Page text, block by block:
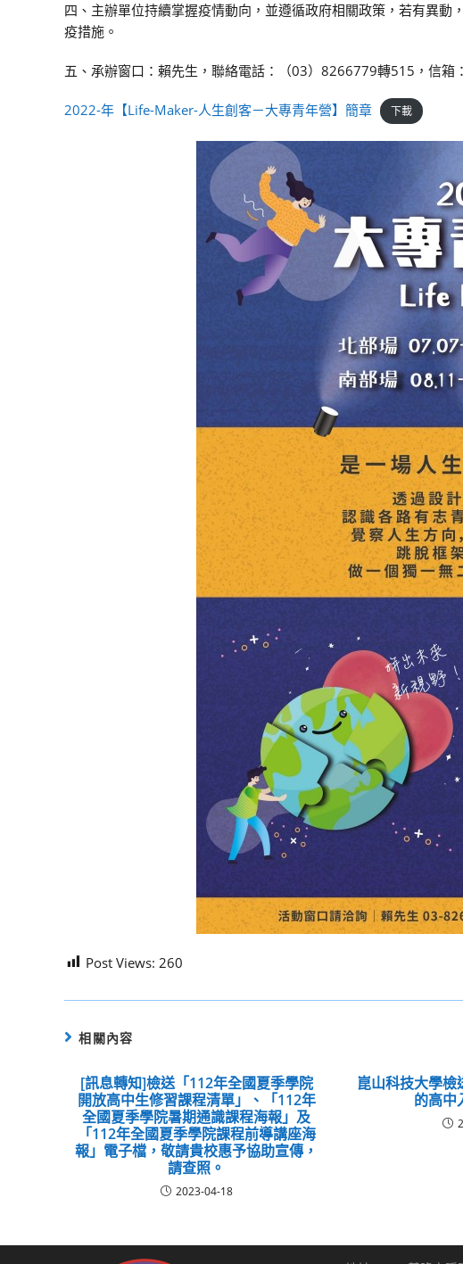
四、主辦單位持續掌握疫情動向，並遵循政府相關政策，若有異
疫措施。
五、承辦窗口：賴先生，聯絡電話：（03）8266779轉515，信箱
2022-年【Life-Maker-人生創客－大專青年營】簡章 下載
Post Views: 260
相關內容
[訊息轉知]檢送「112年全國夏季學院
開放高中生修習課程清單」、「112年
全國夏季學院暑期通識課程海報」及
「112年全國夏季學院課程前導講座海
報」電子檔，敬請貴校惠予協助宣傳，
請查照。
2023-04-18
崑山科技大學檢
的高中